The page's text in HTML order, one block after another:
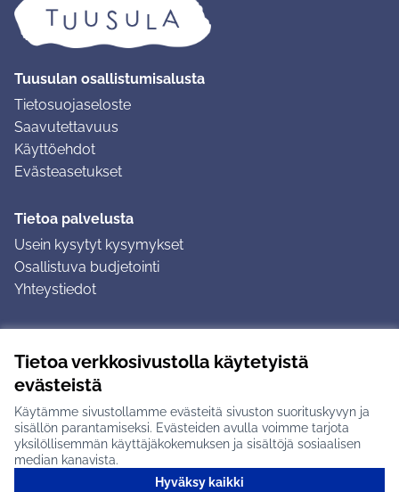
Tietoa verkkosivustolla käytetyistä
evästeistä
Käytämme sivustollamme evästeitä sivuston suorituskyvyn ja
sisällön parantamiseksi. Evästeiden avulla voimme tarjota
yksilöllisemmän käyttäjäkokemuksen ja sisältöjä sosiaalisen
median kanavista.
Hyväksy kaikki
Tuusulan osallistumisalusta
Tietosuojaseloste
Saavutettavuus
Käyttöehdot
Evästeasetukset
Tietoa palvelusta
Usein kysytyt kysymykset
Osallistuva budjetointi
Yhteystiedot
Ohjeet kirjautumiseen
Ohjeet kommentin jättämiseen